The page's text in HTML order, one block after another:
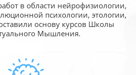
в области нейрофизиологии,
психологии, этологии,
основу курсов Школы
Мышления.